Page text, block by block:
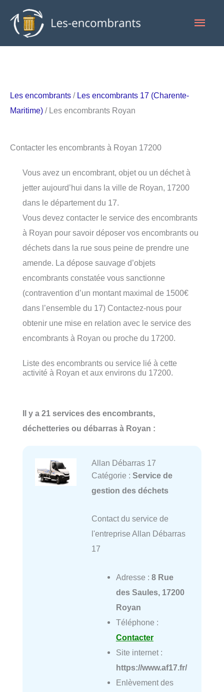
contenu
Les encombrants / Les encombrants 17 (Charente-
Maritime) / Les encombrants Royan
Contacter les encombrants à Royan 17200
Vous avez un encombrant, objet ou un déchet à
jetter aujourd’hui dans la ville de Royan, 17200
dans le département du 17.
Vous devez contacter le service des encombrants
à Royan pour savoir déposer vos encombrants ou
déchets dans la rue sous peine de prendre une
amende. La dépose sauvage d’objets
encombrants constatée vous sanctionne
(contravention d’un montant maximal de 1500€
dans l’ensemble du 17) Contactez-nous pour
obtenir une mise en relation avec le service des
encombrants à Royan ou proche du 17200.
Liste des encombrants ou service lié à cette
activité à Royan et aux environs du 17200.
Il y a 21 services des encombrants,
déchetteries ou débarras à Royan :
Allan Débarras 17
Catégorie : Service de
gestion des déchets
Contact du service de
l'entreprise Allan Débarras
17
Adresse : 8 Rue
des Saules, 17200
Royan
Téléphone :
Contacter
Site internet :
https://www.af17.fr/
Enlèvement des